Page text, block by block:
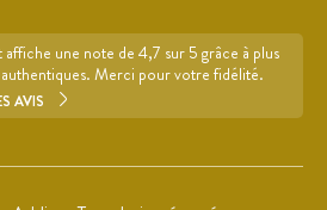
une note de 4,7 sur 5 grâce à plus
Merci pour votre fidélité.
AVIS